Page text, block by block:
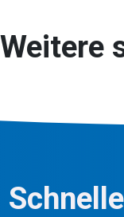
Weitere